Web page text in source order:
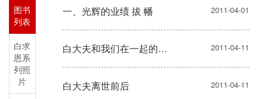
图书
列表
白求
恩系
列照
片
一、光辉的业绩 拔 幡 2011-04-01
白大夫和我们在一起的日子 2011-04-11
白大夫离世前后 2011-04-11